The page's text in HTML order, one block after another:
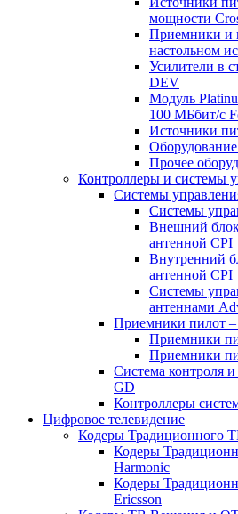
мощности
Приемники и
настольном
Усилители в
DEV
Модуль
100 МБбит/с
Источники
Прочее
Контроллеры и системы
Системы
Системы
Внешний
антенной CPI
Внутренний
антенной CPI
Системы
антеннами
Приемники пилот –
Приемники
Приемники
Система контроля
GD
Контроллеры
Цифровое телевидение
Кодеры Традиционного
Кодеры
Harmonic
Кодеры
Ericsson